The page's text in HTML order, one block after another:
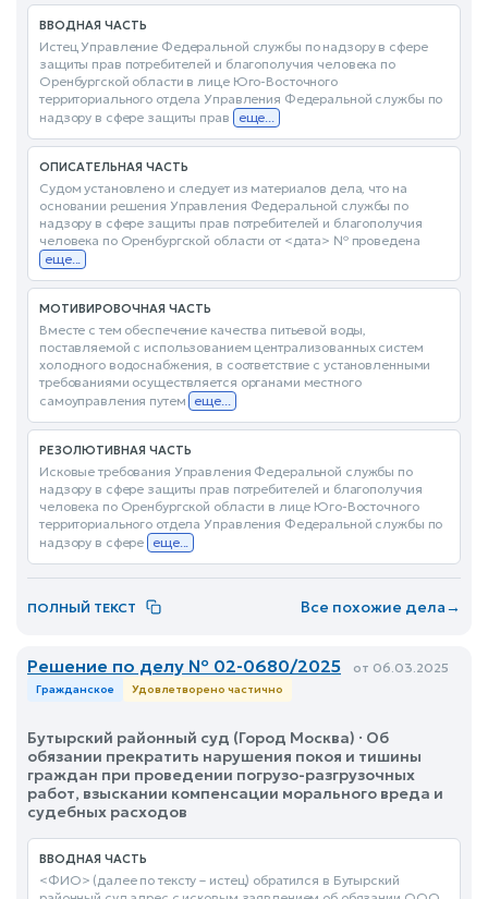
ВВОДНАЯ ЧАСТЬ
Истец Управление Федеральной службы по надзору в сфере
защиты прав потребителей и благополучия человека по
Оренбургской области в лице Юго-Восточного
территориального отдела Управления Федеральной службы по
надзору в сфере защиты прав
еще...
ОПИСАТЕЛЬНАЯ ЧАСТЬ
Судом установлено и следует из материалов дела, что на
основании решения Управления Федеральной службы по
надзору в сфере защиты прав потребителей и благополучия
человека по Оренбургской области от <дата> № проведена
еще...
МОТИВИРОВОЧНАЯ ЧАСТЬ
Вместе с тем обеспечение качества питьевой воды,
поставляемой с использованием централизованных систем
холодного водоснабжения, в соответствие с установленными
требованиями осуществляется органами местного
самоуправления путем еще...
РЕЗОЛЮТИВНАЯ ЧАСТЬ
Исковые требования Управления Федеральной службы по
надзору в сфере защиты прав потребителей и благополучия
человека по Оренбургской области в лице Юго-Восточного
территориального отдела Управления Федеральной службы по
надзору в сфере еще...
ПОЛНЫЙ ТЕКСТ Все похожие дела→
Решение по делу № 02-0680/2025 от 06.03.2025
Гражданское Удовлетворено частично
Бутырский районный суд (Город Москва) · Об
обязании прекратить нарушения покоя и тишины
граждан при проведении погрузо-разгрузочных
работ, взыскании компенсации морального вреда и
судебных расходов
ВВОДНАЯ ЧАСТЬ
<ФИО> (далее по тексту – истец) обратился в Бутырский